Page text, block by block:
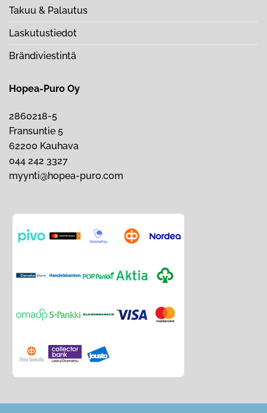
Takuu & Palautus
Laskutustiedot
Brändiviestintä
Hopea-Puro Oy
2860218-5
Fransuntie 5
62200 Kauhava
044 242 3327
myynti@hopea-puro.com